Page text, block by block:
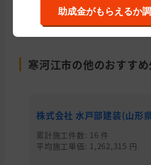
今すぐ適正相場を
寒河江市の他のおすす
株式会社 水戸部建装(山形
累計施工件数: 16 件
平均施工単価: 1,262,315 円
助成金がもらえるか